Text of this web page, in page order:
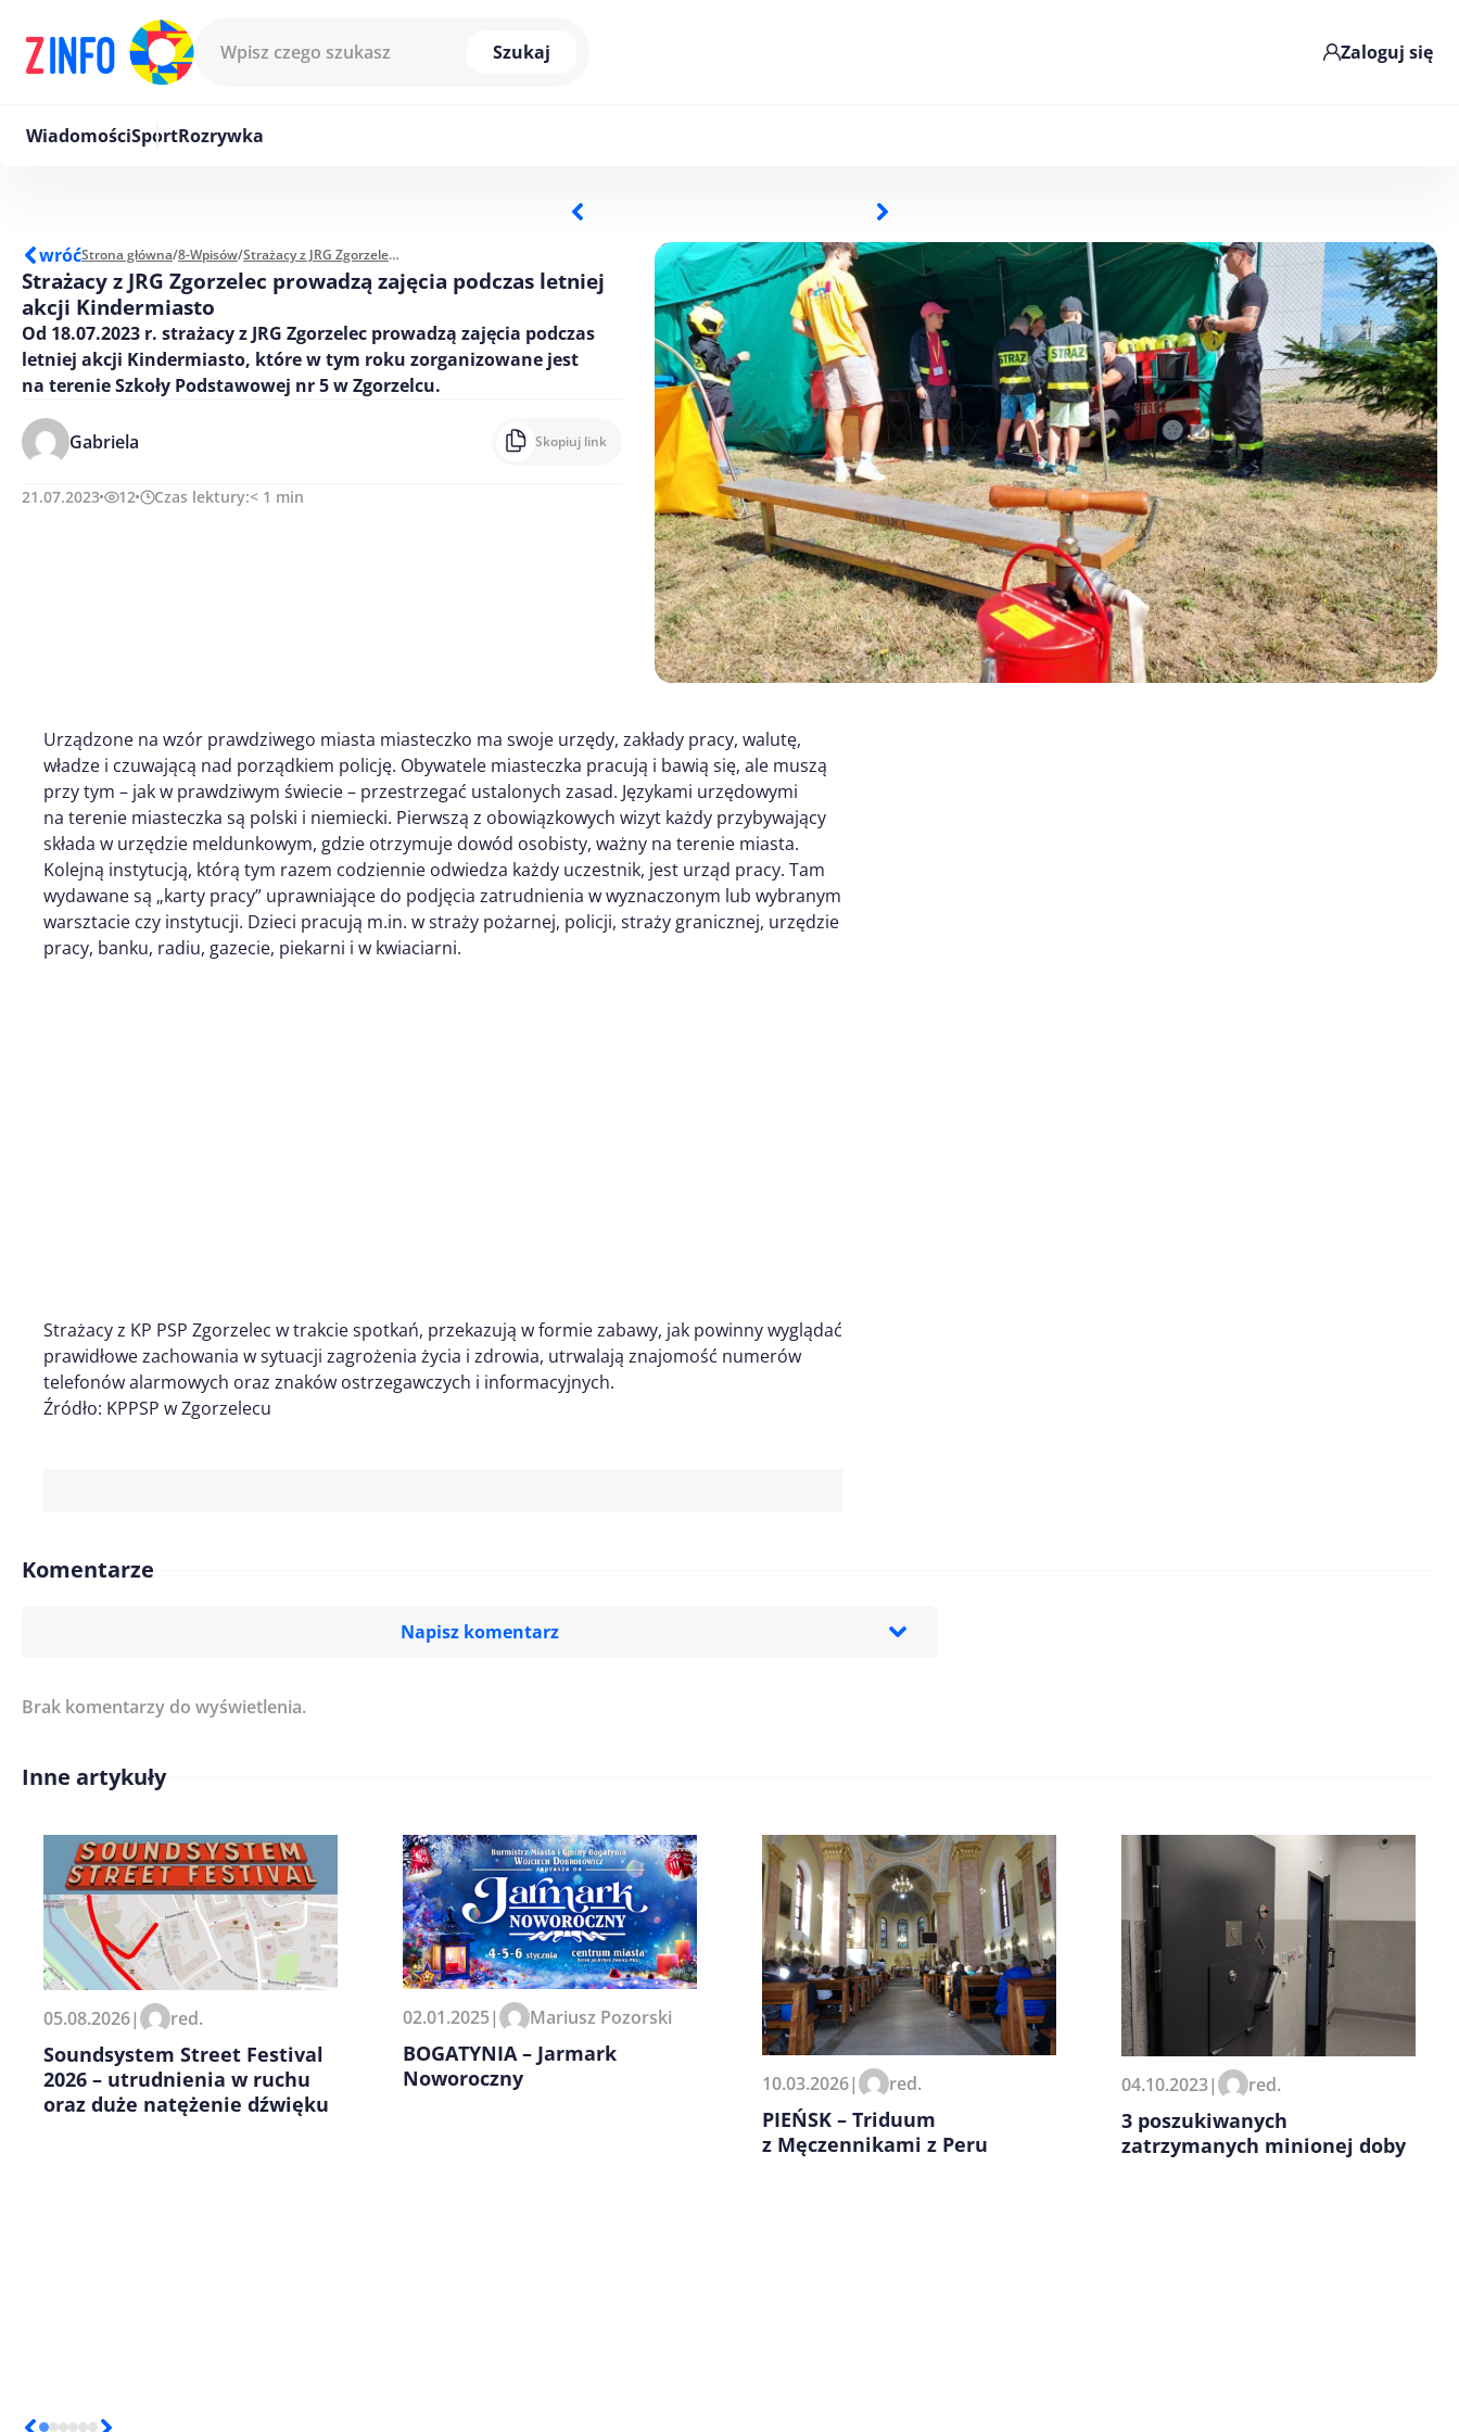
Szukaj
Zaloguj się
WiadomościSportRozrywka
wróćStrona główna/8-Wpisów/ Strażacy z JRG Zgorzelec prowadzą zajęcia podczas letniej akcji Kindermiasto
Strażacy z JRG Zgorzelec prowadzą zajęcia podczas letniej
akcji Kindermiasto
Od 18.07.2023 r. strażacy z JRG Zgorzelec prowadzą zajęcia podczas
letniej akcji Kindermiasto, które w tym roku zorganizowane jest
na terenie Szkoły Podstawowej nr 5 w Zgorzelcu.
Gabriela Skopiuj link
21.07.2023 12 Czas lektury:< 1 min
Urządzone na wzór prawdziwego miasta miasteczko ma swoje urzędy, zakłady pracy, walutę,
władze i czuwającą nad porządkiem policję. Obywatele miasteczka pracują i bawią się, ale muszą
przy tym – jak w prawdziwym świecie – przestrzegać ustalonych zasad. Językami urzędowymi
na terenie miasteczka są polski i niemiecki. Pierwszą z obowiązkowych wizyt każdy przybywający
składa w urzędzie meldunkowym, gdzie otrzymuje dowód osobisty, ważny na terenie miasta.
Kolejną instytucją, którą tym razem codziennie odwiedza każdy uczestnik, jest urząd pracy. Tam
wydawane są „karty pracy” uprawniające do podjęcia zatrudnienia w wyznaczonym lub wybranym
warsztacie czy instytucji. Dzieci pracują m.in. w straży pożarnej, policji, straży granicznej, urzędzie
pracy, banku, radiu, gazecie, piekarni i w kwiaciarni.
Strażacy z KP PSP Zgorzelec w trakcie spotkań, przekazują w formie zabawy, jak powinny wyglądać
prawidłowe zachowania w sytuacji zagrożenia życia i zdrowia, utrwalają znajomość numerów
telefonów alarmowych oraz znaków ostrzegawczych i informacyjnych.
Źródło: KPPSP w Zgorzelecu
Komentarze
Napisz komentarz
Imię/ Nick*
Zapamiętaj moje dane w tej przeglądarce podczas pisania
kolejnych komentarzy.
Brak komentarzy do wyświetlenia.
Inne artykuły
05.08.2026| red.
Soundsystem Street Festival
2026 – utrudnienia w ruchu
oraz duże natężenie dźwięku
02.01.2025| Mariusz Pozorski
BOGATYNIA – Jarmark
Noworoczny
10.03.2026| red.
PIEŃSK – Triduum
z Męczennikami z Peru
04.10.2023| red.
3 poszukiwanych
zatrzymanych minionej doby